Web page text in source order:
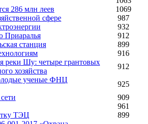
286 млн леев
1069
сфере
987
932
Приаралья
912
станция
899
916
реки Шу: четыре грантовых
хозяйства
912
ученые ФНЦ
925
909
961
ТЭЦ
899